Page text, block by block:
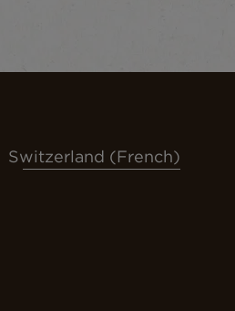
Switzerland (French)